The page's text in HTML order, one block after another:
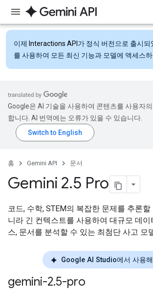
이제 Interactions API 가 정식 버전으로 출시되
를 사용하여 모든 최신 기능과 모델에 액세스
Google은 AI 기술을 사용하여 콘텐츠를 사용자
합니다. AI 번역에는 오류가 있을 수 있습니다.
홈 Gemini API 문서
Gemini 2.5 Pro
코드, 수학, STEM의 복잡한 문제를 추론
니라 긴 컨텍스트를 사용하여 대규모 데이
스, 문서를 분석할 수 있는 최첨단 사고 모
Google AI Studio에서 사용
gemini-2.5-pro